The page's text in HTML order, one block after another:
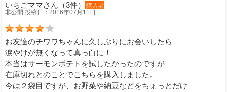
いちごママさん（3件）
購入者
非公開 投稿日：2016年07月11日
お友達のチワワちゃんに久しぶりにお会いしたら
涙やけが無くなって真っ白に！
本当はサーモンポテトを試したかったのですが
在庫切れとのことでこちらを購入しました。
今は２袋目ですが、お野菜や納豆などをちょっとだけ